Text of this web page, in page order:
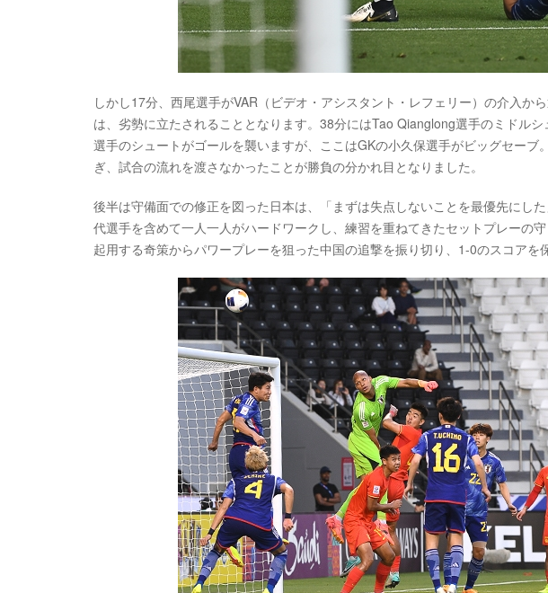
しかし17分、西尾選手がVAR（ビデオ・アシスタント・レフェリー）の介入か
は、劣勢に立たされることとなります。38分にはTao Qianglong選手のミドル
選手のシュートがゴールを襲いますが、ここはGKの小久保選手がビッグセー
ぎ、試合の流れを渡さなかったことが勝負の分かれ目となりました。
後半は守備面での修正を図った日本は、「まずは失点しないことを最優先にし
代選手を含めて一人一人がハードワークし、練習を重ねてきたセットプレーの
起用する奇策からパワープレーを狙った中国の追撃を振り切り、1-0のスコア